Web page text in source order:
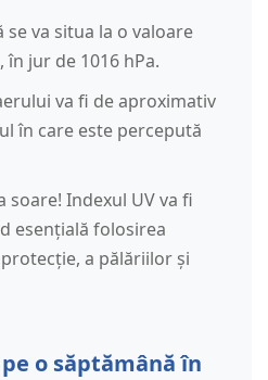
va situa la o valoare
jur de 1016 hPa.
va fi de aproximativ
în care este percepută
soare! Indexul UV va fi
esențială folosirea
a pălăriilor și
o săptămână în